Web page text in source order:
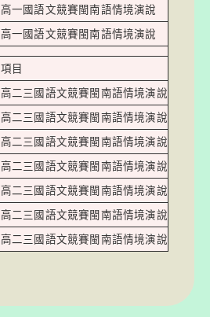
高一國語文競賽閩南語情境演說
高一國語文競賽閩南語情境演說
項目
高二三國語文競賽閩南語情境演說
高二三國語文競賽閩南語情境演說
高二三國語文競賽閩南語情境演說
高二三國語文競賽閩南語情境演說
高二三國語文競賽閩南語情境演說
高二三國語文競賽閩南語情境演說
高二三國語文競賽閩南語情境演說